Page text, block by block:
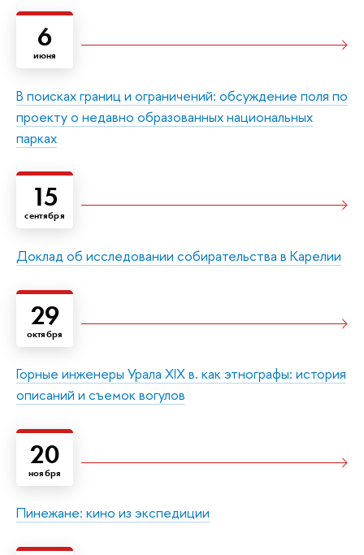
6
июня
В поисках границ и ограничений: обсуждение поля по
проекту о недавно образованных национальных
парках
15
сентября
Доклад об исследовании собирательства в Карелии
29
октября
Горные инженеры Урала XIX в. как этнографы: история
описаний и съемок вогулов
20
ноября
Пинежане: кино из экспедиции